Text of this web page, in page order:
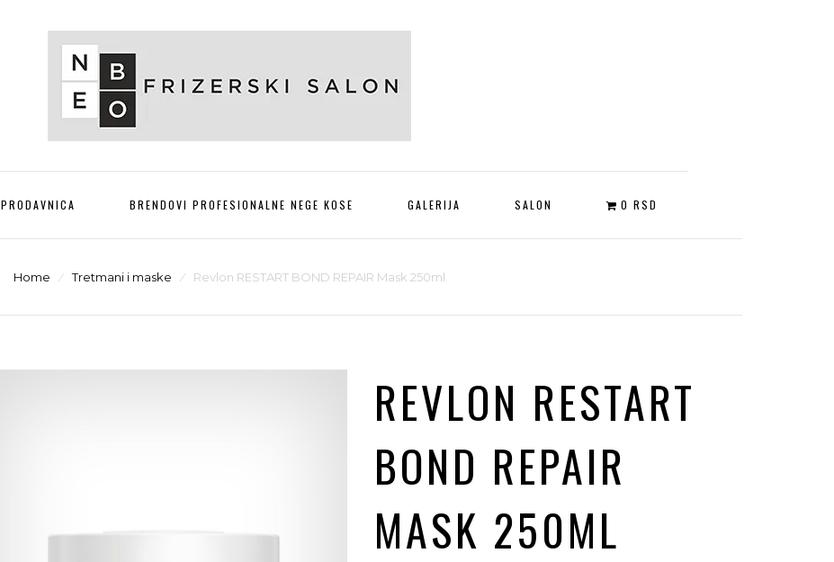
PRODAVNICA BRENDOVI PROFESIONALNE NEGE KOSE GALERIJA SALON 0 RSD
Home ⁄ Tretmani i maske ⁄ Revlon RESTART BOND REPAIR Mask 250ml
REVLON RESTART
BOND REPAIR
MASK 250ML